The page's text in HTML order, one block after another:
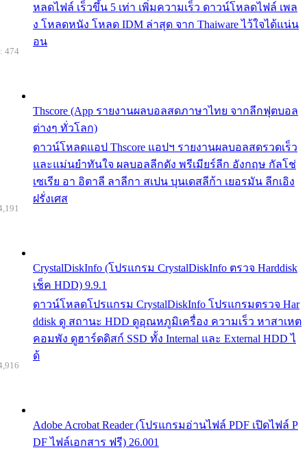
หลดไฟล์ เร็วขึ้น 5 เท่า เพิ่มความเร็ว ดาวน์โหลดไฟล์ เพล
ง โหลดหนัง โหลด IDM ล่าสุด จาก Thaiware ไว้ใจได้แน่น
อน
Thscore (App รายงานผลบอลสดภาษาไทย จากลีกฟุตบอล
ต่างๆ ทั่วโลก)
ดาวน์โหลดแอป Thscore แอปฯ รายงานผลบอลสดรวดเร็ว
และแม่นยำทันใจ ผลบอลลีกดัง พรีเมียร์ลีก อังกฤษ กัลโช่
เซเรีย อา อิตาลี ลาลีกา สเปน บุนเดสลีก้า เยอรมัน ลีกเอิง
ฝรั่งเศส
474
CrystalDiskInfo (โปรแกรม CrystalDiskInfo ตรวจ Harddisk
เช็ค HDD) 9.9.1
ดาวน์โหลดโปรแกรม CrystalDiskInfo โปรแกรมตรวจ Har
ddisk ดู สถานะ HDD ดูอุณหภูมิเครื่อง ความเร็ว หาสาเหต
คอมพัง ดูฮาร์ดดิสก์ SSD ทั้ง Internal และ External HDD ไ
ด้
Adobe Acrobat Reader (โปรแกรมอ่านไฟล์ PDF เปิดไฟล์ P
DF ไฟล์เอกสาร ฟรี) 26.001